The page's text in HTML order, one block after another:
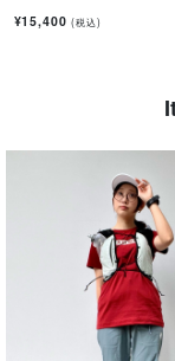
¥15,400(税込)